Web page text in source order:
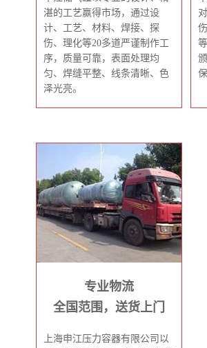
湛的工艺赢得市场，通过设
计、工艺、材料、焊接、探
伤、理化等20多道严谨制作工
序，质量可靠，表面处理均
匀、焊缝平整、线条清晰、色
泽光亮。
专业物流
全国范围，送货上门
上海申江压力容器有限公司以